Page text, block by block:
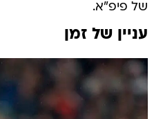
של פיפ"א.
עניין של זמן